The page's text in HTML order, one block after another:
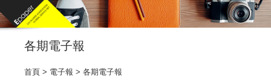
各期電子報
首頁 > 電子報 > 各期電子報